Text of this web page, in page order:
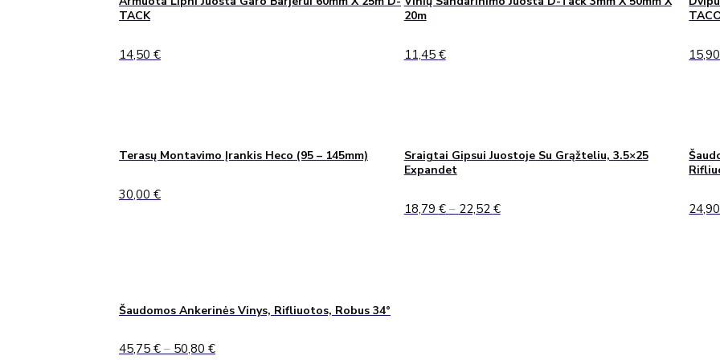
TACK
14,50 €
20m
11,45 €
Terasų Montavimo Įrankis Heco (95 – 145mm)
30,00 €
Sraigtai Gipsui Juostoje Su Grąžteliu, 3.5×25
Expandet
18,79 € – 22,52 €Price
Šaudomos Ankerinės Vinys, Rifliuotos, Robus 34°
45,75 € – 50,80 €Price